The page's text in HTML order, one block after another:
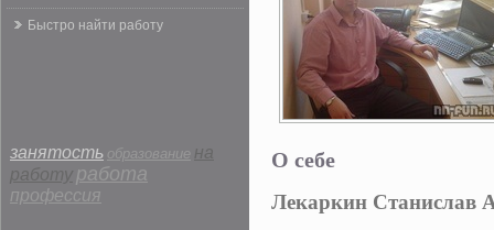
Быстро найти работу
занятость образование на
работу работа
профессия
О себе
Лекаркин Станислав